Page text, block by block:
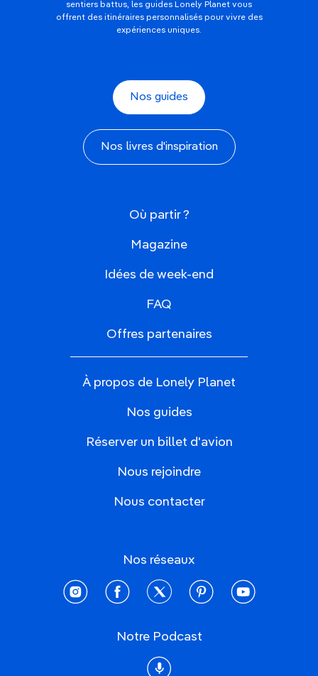
sentiers battus, les guides Lonely Planet vous
offrent des itinéraires personnalisés pour vivre des
expériences uniques.
Nos guides
Nos livres d'inspiration
Où partir ?
Magazine
Idées de week-end
FAQ
Offres partenaires
À propos de Lonely Planet
Nos guides
Réserver un billet d'avion
Nous rejoindre
Nous contacter
Nos réseaux
instagramfacebooktwitter pinterestyoutube
Notre Podcast
Podcast